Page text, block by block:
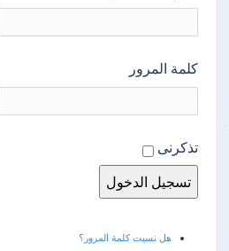
كلمة المرور
تذكرنى
هل نسيت كلمة المرور؟